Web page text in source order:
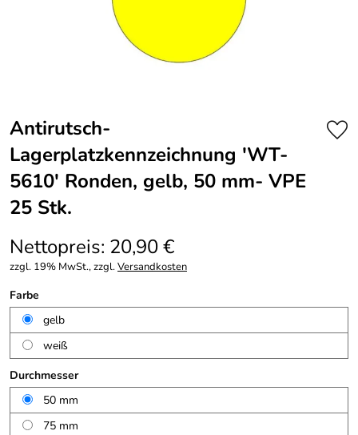
Antirutsch-
Lagerplatzkennzeichnung 'WT-
5610' Ronden, gelb, 50 mm- VPE
25 Stk.
Nettopreis: 20,90 €
zzgl. 19% MwSt., zzgl.Versandkosten
Farbe
gelb
weiß
Durchmesser
50 mm
75 mm